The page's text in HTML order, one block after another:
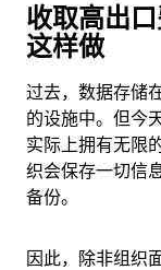
收取高出
这样做
过去，数据存储
的设施中。但今
实际上拥有无限
织会保存一切信
备份。
因此，除非组织